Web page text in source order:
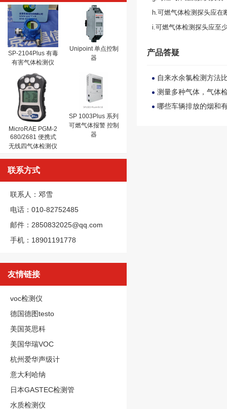
SP-2104Plus 有毒
有害气体检测仪
Unipoint 单点控制
器
MicroRAE PGM-2
680/2681 便携式
无线四气体检测仪
SP 1003Plus 系列
可燃气体报警 控制
器
联系方式
联系人：邓雪
电话：010-82752485
邮件：2850832025@qq.com
手机：18901191778
友情链接
voc检测仪
德国德图testo
美国英思科
美国华瑞VOC
杭州爱华声级计
意大利哈纳
日本GASTEC检测管
水质检测仪
h.可燃气体检测探头应在
i.可燃气体检测探头应至
产品答疑
自来水余氯检测方法
测量多种气体，气体
哪些车辆排放的烟和